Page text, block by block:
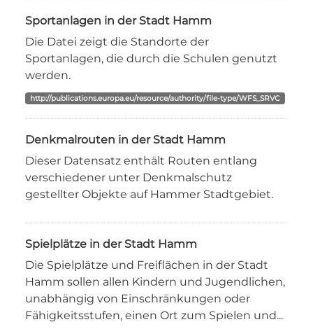
Sportanlagen in der Stadt Hamm
Die Datei zeigt die Standorte der
Sportanlagen, die durch die Schulen genutzt
werden.
http://publications.europa.eu/resource/authority/file-type/WFS_SRVC
Denkmalrouten in der Stadt Hamm
Dieser Datensatz enthält Routen entlang
verschiedener unter Denkmalschutz
gestellter Objekte auf Hammer Stadtgebiet.
Spielplätze in der Stadt Hamm
Die Spielplätze und Freiflächen in der Stadt
Hamm sollen allen Kindern und Jugendlichen,
unabhängig von Einschränkungen oder
Fähigkeitsstufen, einen Ort zum Spielen und...